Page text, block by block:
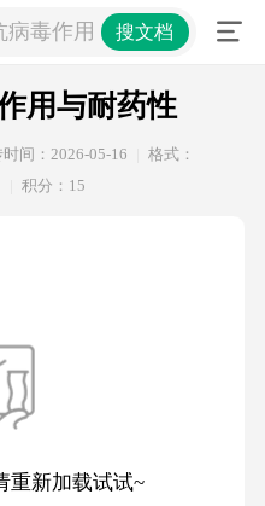
毒作用与耐药性
搜文档
用与耐药性
时间：2026-05-16
格式：
积分：15
重新加载试试~